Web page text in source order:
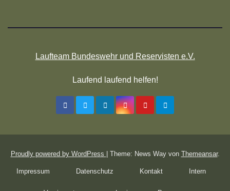
Laufteam Bundeswehr und Reservisten e.V.
Laufend laufend helfen!
Proudly powered by WordPress Theme: News Way von Themeansar.
Impressum Datenschutz Kontakt Intern